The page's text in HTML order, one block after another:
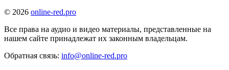
© 2026 online-red.pro
Все права на аудио и видео материалы, представленные на
нашем сайте принадлежат их законным владельцам.
Обратная связь: info@online-red.pro